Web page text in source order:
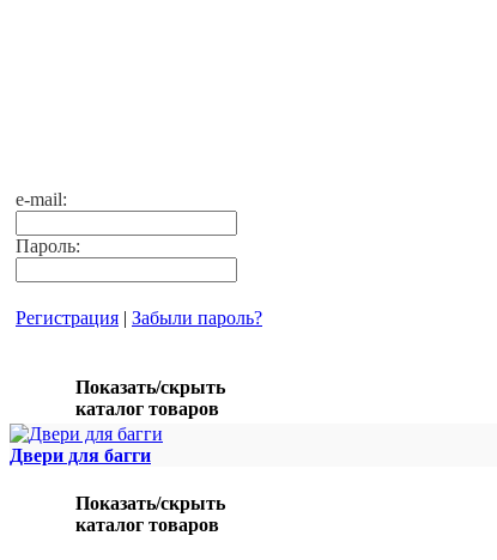
e-mail:
Пароль:
Регистрация | Забыли пароль?
Показать/скрыть
каталог товаров
Двери для багги
Показать/скрыть
каталог товаров